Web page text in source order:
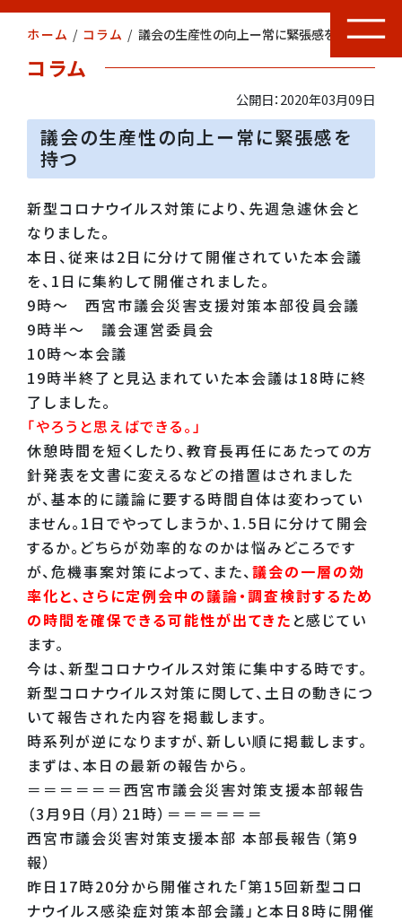
ホーム / コラム / 議会の生産性の向上ー常に緊張感を持つ
コラム
公開日：2020年03月09日
議会の生産性の向上ー常に緊張感を
持つ
新型コロナウイルス対策により、先週急遽休会と
なりました。
本日、従来は2日に分けて開催されていた本会議
を、1日に集約して開催されました。
9時～ 西宮市議会災害支援対策本部役員会議
9時半～ 議会運営委員会
10時～本会議
19時半終了と見込まれていた本会議は18時に終
了しました。
「やろうと思えばできる。」
休憩時間を短くしたり、教育長再任にあたっての方
針発表を文書に変えるなどの措置はされました
が、基本的に議論に要する時間自体は変わってい
ません。1日でやってしまうか、1.5日に分けて開会
するか。どちらが効率的なのかは悩みどころです
が、危機事案対策によって、また、 議会の一層の効
率化と、さらに定例会中の議論・調査検討するため
の時間を確保できる可能性が出てきた と感じてい
ます。
今は、新型コロナウイルス対策に集中する時です。
新型コロナウイルス対策に関して、土日の動きにつ
いて報告された内容を掲載します。
時系列が逆になりますが、新しい順に掲載します。
まずは、本日の最新の報告から。
＝＝＝＝＝＝西宮市議会災害対策支援本部報告
（3月9日（月）21時）＝＝＝＝＝＝
西宮市議会災害対策支援本部 本部長報告（第9
報）
昨日17時20分から開催された「第15回新型コロ
ナウイルス感染症対策本部会議」と本日8時に開催